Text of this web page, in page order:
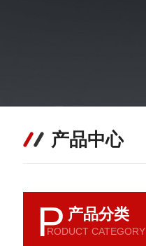
产品中心
P 产品分类
RODUCT CATEGORY